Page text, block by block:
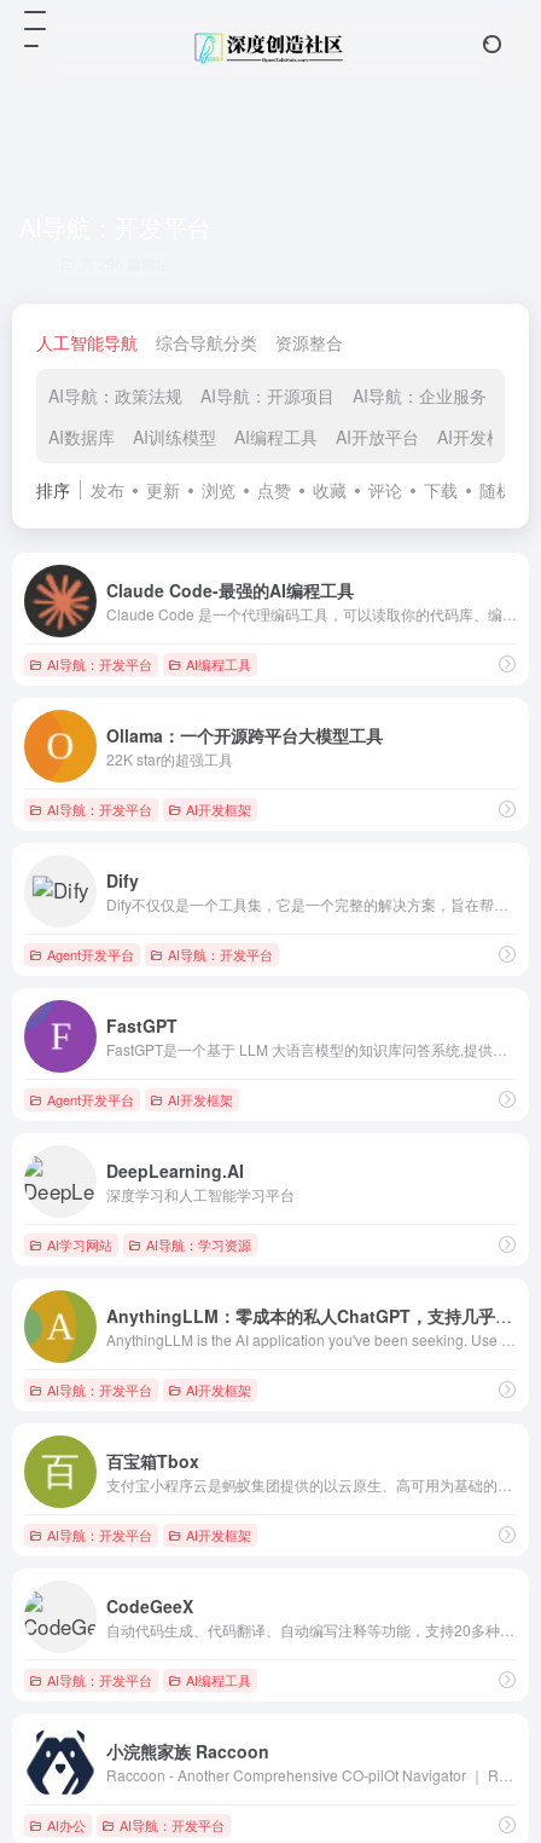
人工智能导航 综合导航分类 资源整合
AI导航：政策法规 AI导航：开源项目 AI导航：企业服务
AI数据库
AI训练模型 AI编程工具 AI开放平台 AI开发框架
排序 发布 更新 浏览 点赞 收藏 评论 下载 随机
Claude Code-最强的AI编程工具
AI导航：开发平台 AI编程工具
Ollama：一个开源跨平台大模型工具
22K star的超强工具
AI导航：开发平台 AI开发框架
Dify
Agent开发平台 AI导航：开发平台
FastGPT
Agent开发平台 AI开发框架
DeepLearning.AI
深度学习和人工智能学习平台
AI学习网站 AI导航：学习资源
AnythingLLM：零成本的私人ChatGPT，支持几乎所有主流大模型
AI导航：开发平台 AI开发框架
百宝箱Tbox
AI导航：开发平台 AI开发框架
CodeGeeX
AI导航：开发平台 AI编程工具
小浣熊家族 Raccoon
AI办公 AI导航：开发平台